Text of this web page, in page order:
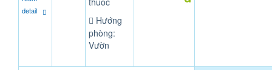
detail
Hướng
phòng:
Vườn